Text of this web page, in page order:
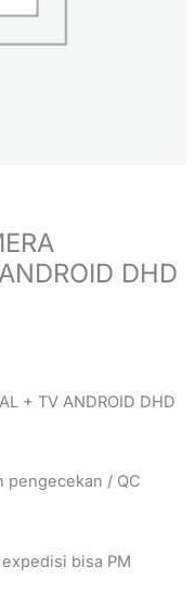
DHD
+ TV ANDROID DHD
pengecekan / QC
bisa PM